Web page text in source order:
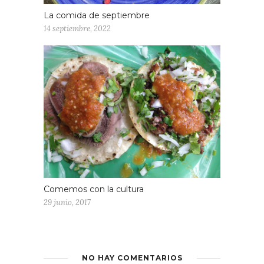
La comida de septiembre
14 septiembre, 2022
Comemos con la cultura
29 junio, 2017
NO HAY COMENTARIOS